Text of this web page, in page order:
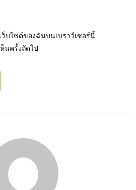
บไซต์ของฉันบนเบราว์เซอร์นี้
นครั้งถัดไป